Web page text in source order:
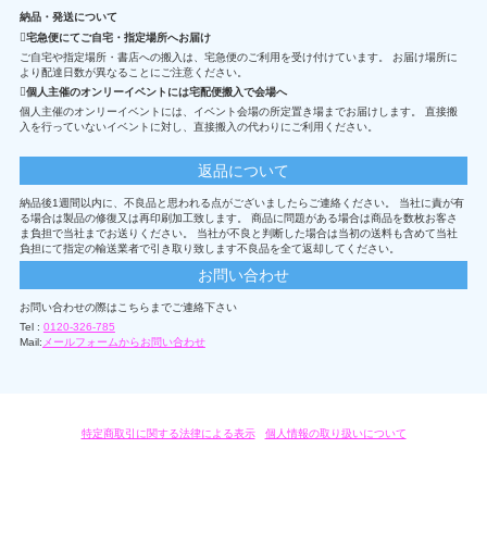
納品・発送について
宅急便にてご自宅・指定場所へお届け
ご自宅や指定場所・書店への搬入は、宅急便のご利用を受け付けています。 お届け場所に
より配達日数が異なることにご注意ください。
個人主催のオンリーイベントには宅配便搬入で会場へ
個人主催のオンリーイベントには、イベント会場の所定置き場までお届けします。 直接搬
入を行っていないイベントに対し、直接搬入の代わりにご利用ください。
返品について
納品後1週間以内に、不良品と思われる点がございましたらご連絡ください。 当社に責が有
る場合は製品の修復又は再印刷加工致します。 商品に問題がある場合は商品を数枚お客さ
ま負担で当社までお送りください。 当社が不良と判断した場合は当初の送料も含めて当社
負担にて指定の輸送業者で引き取り致します不良品を全て返却してください。
お問い合わせ
お問い合わせの際はこちらまでご連絡下さい
Tel : 0120-326-785
Mail: メールフォームからお問い合わせ
特定商取引に関する法律による表示/ 個人情報の取り扱いについて